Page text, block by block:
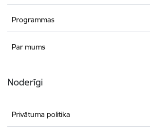
Programmas
Par mums
Noderīgi
Privātuma politika